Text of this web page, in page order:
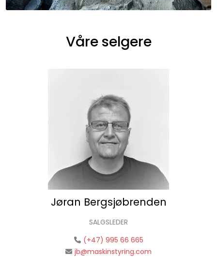
Våre selgere
Jøran Bergsjøbrenden
SALGSLEDER
(+47) 995 66 665
jb@maskinstyring.com